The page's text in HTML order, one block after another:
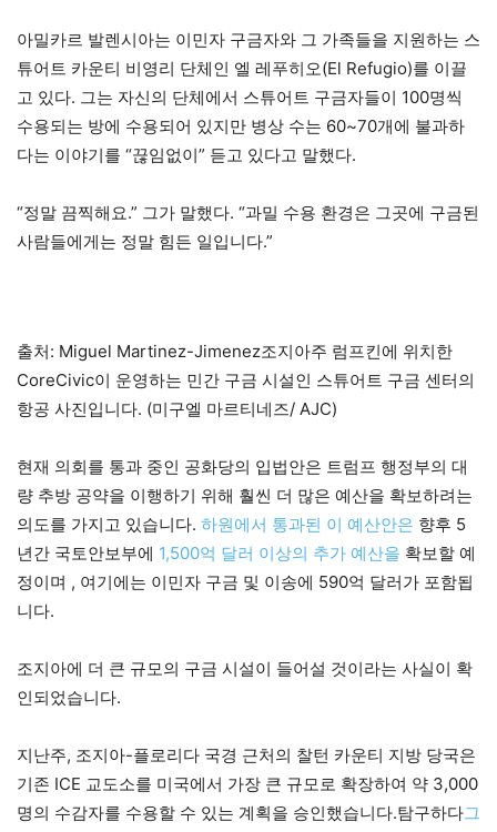
아밀카르 발렌시아는 이민자 구금자와 그 가족들을 지원하는 스
튜어트 카운티 비영리 단체인 엘 레푸히오(El Refugio)를 이끌
고 있다. 그는 자신의 단체에서 스튜어트 구금자들이 100명씩
수용되는 방에 수용되어 있지만 병상 수는 60~70개에 불과하
다는 이야기를 “끊임없이” 듣고 있다고 말했다.
“정말 끔찍해요.” 그가 말했다. “과밀 수용 환경은 그곳에 구금된
사람들에게는 정말 힘든 일입니다.”
출처: Miguel Martinez-Jimenez조지아주 럼프킨에 위치한
CoreCivic이 운영하는 민간 구금 시설인 스튜어트 구금 센터의
항공 사진입니다. (미구엘 마르티네즈/ AJC)
현재 의회를 통과 중인 공화당의 입법안은 트럼프 행정부의 대
량 추방 공약을 이행하기 위해 훨씬 더 많은 예산을 확보하려는
의도를 가지고 있습니다. 하원에서 통과된 이 예산안은 향후 5
년간 국토안보부에 1,500억 달러 이상의 추가 예산을 확보할 예
정이며 , 여기에는 이민자 구금 및 이송에 590억 달러가 포함됩
니다.
조지아에 더 큰 규모의 구금 시설이 들어설 것이라는 사실이 확
인되었습니다.
지난주, 조지아-플로리다 국경 근처의 찰턴 카운티 지방 당국은
기존 ICE 교도소를 미국에서 가장 큰 규모로 확장하여 약 3,000
명의 수감자를 수용할 수 있는 계획을 승인했습니다.탐구하다그